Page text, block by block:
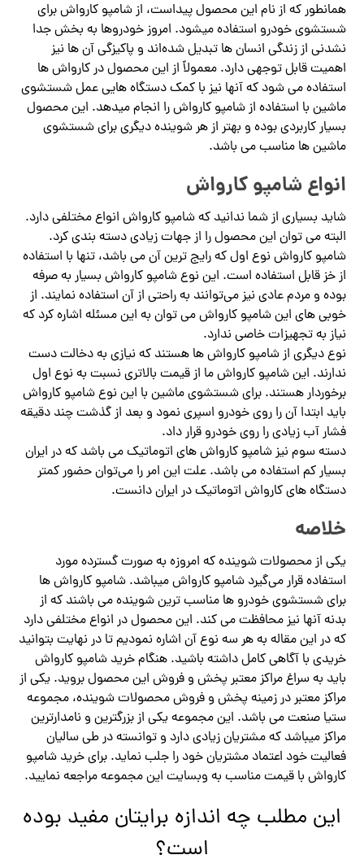
همانطور که از نام این محصول پیداست، از شامپو کارواش برای
شستشوی خودرو استفاده میشود. امروز خودروها به بخش جدا
نشدنی از زندگی انسان ها تبدیل شده‌اند و پاکیزگی آن ها نیز
اهمیت قابل توجهی دارد. معمولاً از این محصول در کارواش ها
استفاده می شود که آنها نیز با کمک دستگاه هایی عمل شستشوی
ماشین با استفاده از شامپو کارواش را انجام میدهد. این محصول
بسیار کاربردی بوده و بهتر از هر شوینده دیگری برای شستشوی
ماشین ها مناسب می باشد.
انواع شامپو کارواش
شاید بسیاری از شما ندانید که شامپو کارواش انواع مختلفی دارد.
البته می توان این محصول را از جهات زیادی دسته بندی کرد.
شامپو کارواش نوع اول که رایج ترین آن می باشد، تنها با استفاده
از خز قابل استفاده است. این نوع شامپو کارواش بسیار به صرفه
بوده و مردم عادی نیز می‌توانند به راحتی از آن استفاده نمایند. از
خوبی های این شامپو کارواش می توان به این مسئله اشاره کرد که
نیاز به تجهیزات خاصی ندارد.
نوع دیگری از شامپو کارواش ها هستند که نیازی به دخالت دست
ندارند. این شامپو کارواش ما از قیمت بالاتری نسبت به نوع اول
برخوردار هستند. برای شستشوی ماشین با این نوع شامپو کارواش
باید ابتدا آن را روی خودرو اسپری نمود و بعد از گذشت چند دقیقه
فشار آب زیادی را روی خودرو قرار داد.
دسته سوم نیز شامپو کارواش های اتوماتیک می باشد که در ایران
بسیار کم استفاده می باشد. علت این امر را می‌توان حضور کمتر
دستگاه های کارواش اتوماتیک در ایران دانست.
خلاصه
یکی از محصولات شوینده که امروزه به صورت گسترده مورد
استفاده قرار می‌گیرد شامپو کارواش میباشد. شامپو کارواش ها
برای شستشوی خودرو ها مناسب‌ ترین شوینده می باشند که از
بدنه آنها نیز محافظت می کند. این محصول در انواع مختلفی دارد
که در این مقاله به هر سه نوع آن اشاره نمودیم تا در نهایت بتوانید
خریدی با آگاهی کامل داشته باشید. هنگام خرید شامپو کارواش
باید به سراغ مراکز معتبر پخش و فروش این محصول بروید. یکی از
مراکز معتبر در زمینه پخش و فروش محصولات شوینده، مجموعه
ستیا صنعت می باشد. این مجموعه یکی از بزرگترین و نامدارترین
مراکز میباشد که مشتریان زیادی دارد و توانسته در طی سالیان
فعالیت خود اعتماد مشتریان خود را جلب نماید. برای خرید شامپو
کارواش با قیمت مناسب به وبسایت این مجموعه مراجعه نمایید.
این مطلب چه اندازه برایتان مفید بوده
است؟